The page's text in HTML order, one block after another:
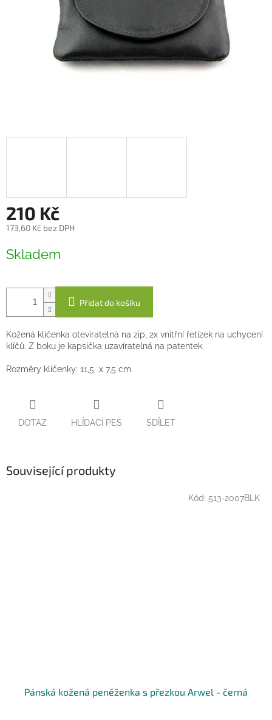
210 Kč
173,60 Kč bez DPH
cena:
Skladem
Přidat do košíku
Kožená klíčenka otevíratelná na zip, 2x vnitřní řetízek na uchycení
klíčů. Z boku je kapsička uzavíratelná na patentek.
Rozměry klíčenky: 11,5 x 7,5 cm
DOTAZ HLÍDACÍ PES SDÍLET
Související produkty
Pánská kožená peněženka s přezkou Arwel - černá
Kód: 513-2007BLK